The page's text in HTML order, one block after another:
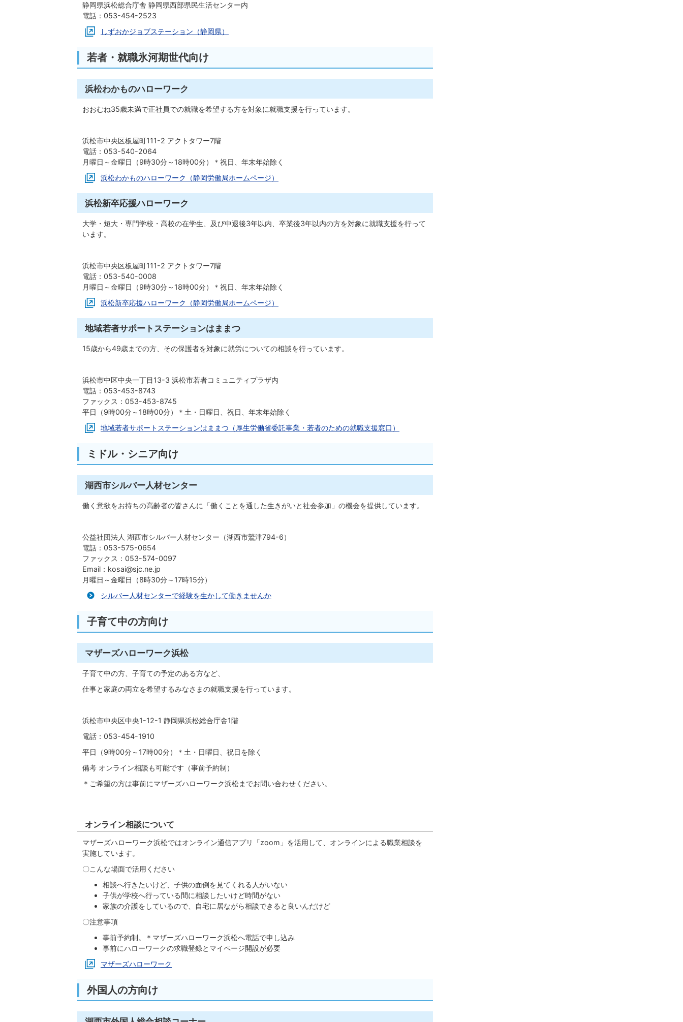
静岡県浜松総合庁舎 静岡県西部県民生活センター内
電話：053-454-2523
しずおかジョブステーション（静岡県）
若者・就職氷河期世代向け
浜松わかものハローワーク
おおむね35歳未満で正社員での就職を希望する方を対象に就職支援を行っています。
浜松市中央区板屋町111-2 アクトタワー7階
電話：053-540-2064
月曜日～金曜日（9時30分～18時00分）＊祝日、年末年始除く
浜松わかものハローワーク（静岡労働局ホームページ）
浜松新卒応援ハローワーク
大学・短大・専門学校・高校の在学生、及び中退後3年以内、卒業後3年以内の方を対象に就職支援を行って
います。
浜松市中央区板屋町111-2 アクトタワー7階
電話：053-540-0008
月曜日～金曜日（9時30分～18時00分）＊祝日、年末年始除く
浜松新卒応援ハローワーク（静岡労働局ホームページ）
地域若者サポートステーションはままつ
15歳から49歳までの方、その保護者を対象に就労についての相談を行っています。
浜松市中区中央一丁目13-3 浜松市若者コミュニティプラザ内
電話：053-453-8743
ファックス：053-453-8745
平日（9時00分～18時00分）＊土・日曜日、祝日、年末年始除く
地域若者サポートステーションはままつ（厚生労働省委託事業・若者のための就職支援窓口）
ミドル・シニア向け
湖西市シルバー人材センター
働く意欲をお持ちの高齢者の皆さんに「働くことを通した生きがいと社会参加」の機会を提供しています。
公益社団法人 湖西市シルバー人材センター（湖西市鷲津794-6）
電話：053-575-0654
ファックス：053-574-0097
Email：kosai@sjc.ne.jp
月曜日～金曜日（8時30分～17時15分）
シルバー人材センターで経験を生かして働きませんか
子育て中の方向け
マザーズハローワーク浜松
子育て中の方、子育ての予定のある方など、
仕事と家庭の両立を希望するみなさまの就職支援を行っています。
浜松市中央区中央1-12-1 静岡県浜松総合庁舎1階
電話：053-454-1910
平日（9時00分～17時00分）＊土・日曜日、祝日を除く
備考 オンライン相談も可能です（事前予約制）
＊ご希望の方は事前にマザーズハローワーク浜松までお問い合わせください。
オンライン相談について
マザーズハローワーク浜松ではオンライン通信アプリ「zoom」を活用して、オンラインによる職業相談を
実施しています。
〇こんな場面で活用ください
相談へ行きたいけど、子供の面倒を見てくれる人がいない
子供が学校へ行っている間に相談したいけど時間がない
家族の介護をしているので、自宅に居ながら相談できると良いんだけど
〇注意事項
事前予約制。＊マザーズハローワーク浜松へ電話で申し込み
事前にハローワークの求職登録とマイページ開設が必要
マザーズハローワーク
外国人の方向け